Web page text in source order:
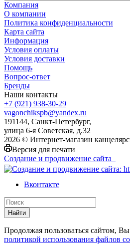
Компания
О компании
Политика конфиденциальности
Карта сайта
Информация
Условия оплаты
Условия доставки
Помощь
Вопрос-ответ
Бренды
Наши контакты
+7 (921) 938-30-29
vagonchikspb@yandex.ru
191144, Санкт-Петербург,
улица 6-я Советская, д.32
2026 © Интернет-магазин
Версия для печати
Создание и продвижение сайта
Вконтакте
Найти
Продолжая пользоваться сайтом, Вы
политикой использования файлов